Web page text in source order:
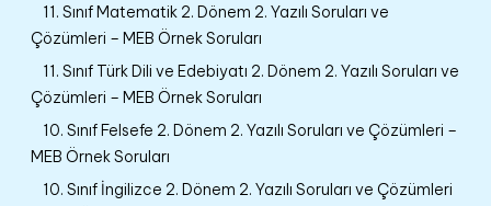
11. Sınıf Matematik 2. Dönem 2. Yazılı Soruları ve
Çözümleri – MEB Örnek Soruları
11. Sınıf Türk Dili ve Edebiyatı 2. Dönem 2. Yazılı Soruları ve
Çözümleri – MEB Örnek Soruları
10. Sınıf Felsefe 2. Dönem 2. Yazılı Soruları ve Çözümleri –
MEB Örnek Soruları
10. Sınıf İngilizce 2. Dönem 2. Yazılı Soruları ve Çözümleri